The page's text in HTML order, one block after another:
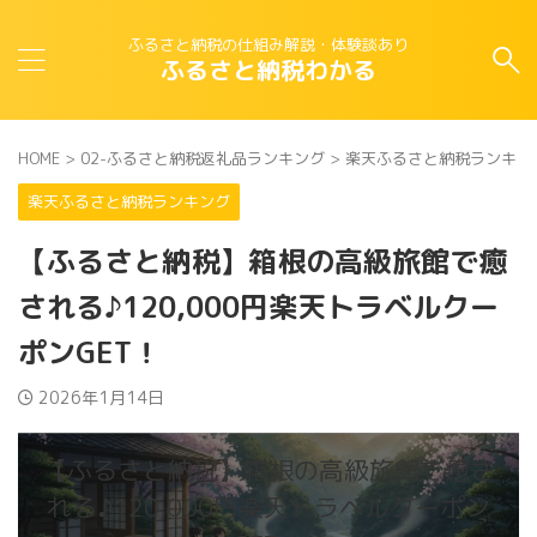
ふるさと納税の仕組み解説・体験談あり
ふるさと納税わかる
HOME > 02-ふるさと納税返礼品ランキング > 楽天ふるさと納税ランキン
楽天ふるさと納税ランキング
【ふるさと納税】箱根の高級旅館で癒
される♪120,000円楽天トラベルクー
ポンGET！
2026年1月14日
【ふるさと納税】箱根の高級旅館で癒さ
れる♪120,000円楽天トラベルクーポン